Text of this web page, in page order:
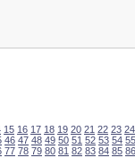
15 16 17 18 19 20 21 22 23 24
46 47 48 49 50 51 52 53 54 55
77 78 79 80 81 82 83 84 85 86